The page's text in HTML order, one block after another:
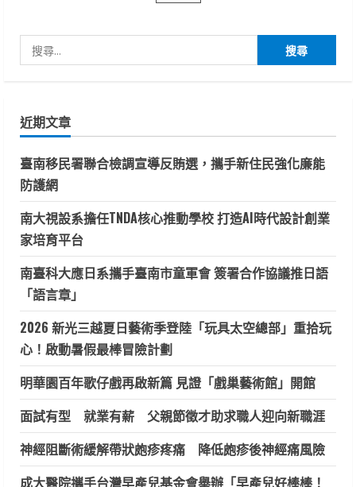
明
園
遶
活
動
反
詐
騙
與
安
全
分
頁
尋
字:
近期文章
臺南移民署聯合檢調宣導反賄選，攜手新住民強化廉能
防護網
南大視設系擔任TNDA核心推動學校 打造AI時代設計創業
家培育平台
南臺科大應日系攜手臺南市童軍會 簽署合作協議推日語
「語言章」
2026 新光三越夏日藝術季登陸「玩具太空總部」重拾玩
心！啟動暑假最棒冒險計劃
明華園百年歌仔戲再啟新篇 見證「戲巢藝術館」開館
面試有型 就業有薪 父親節徵才助求職人迎向新職涯
神經阻斷術緩解帶狀皰疹疼痛 降低皰疹後神經痛風險
成大醫院攜手台灣早產兒基金會舉辦「早產兒好棒棒！